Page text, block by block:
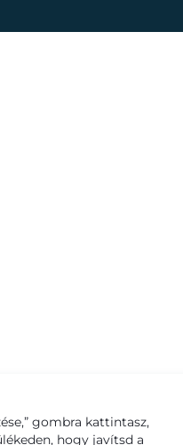
gombra kattintasz,
hogy javítsd a